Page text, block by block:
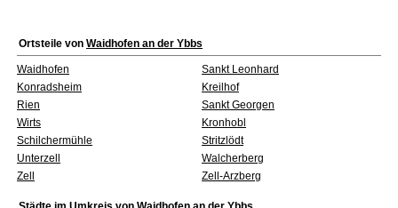
Ortsteile von Waidhofen an der Ybbs
Waidhofen
Sankt Leonhard
Konradsheim
Kreilhof
Rien
Sankt Georgen
Wirts
Kronhobl
Schilchermühle
Stritzlödt
Unterzell
Walcherberg
Zell
Zell-Arzberg